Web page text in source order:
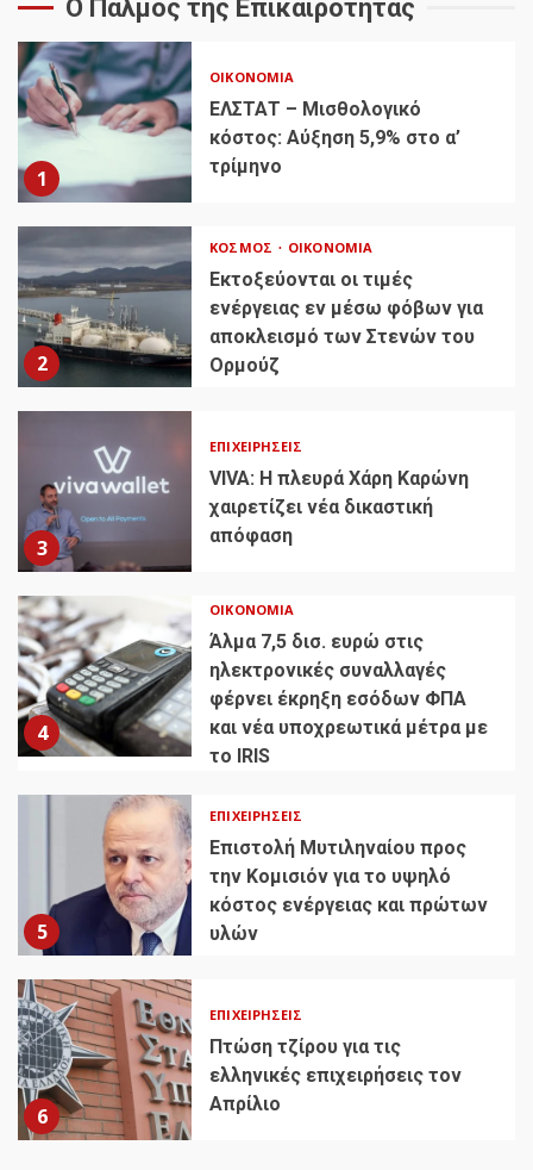
Ο Παλμός της Επικαιρότητας
1
ΟΙΚΟΝΟΜΊΑ
ΕΛΣΤΑΤ – Μισθολογικό
κόστος: Αύξηση 5,9% στο α’
τρίμηνο
2
ΚΌΣΜΟΣ ΟΙΚΟΝΟΜΊΑ
Εκτοξεύονται οι τιμές
ενέργειας εν μέσω φόβων για
αποκλεισμό των Στενών του
Ορμούζ
3
ΕΠΙΧΕΙΡΉΣΕΙΣ
VIVA: Η πλευρά Χάρη Καρώνη
χαιρετίζει νέα δικαστική
απόφαση
4
ΟΙΚΟΝΟΜΊΑ
Άλμα 7,5 δισ. ευρώ στις
ηλεκτρονικές συναλλαγές
φέρνει έκρηξη εσόδων ΦΠΑ
και νέα υποχρεωτικά μέτρα με
το IRIS
5
ΕΠΙΧΕΙΡΉΣΕΙΣ
Επιστολή Μυτιληναίου προς
την Κομισιόν για το υψηλό
κόστος ενέργειας και πρώτων
υλών
6
ΕΠΙΧΕΙΡΉΣΕΙΣ
Πτώση τζίρου για τις
ελληνικές επιχειρήσεις τον
Απρίλιο